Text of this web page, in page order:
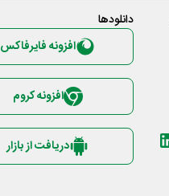
دانلود‌ها
افزونه فایرفاکس
افزونه کروم
دریافت از بازار